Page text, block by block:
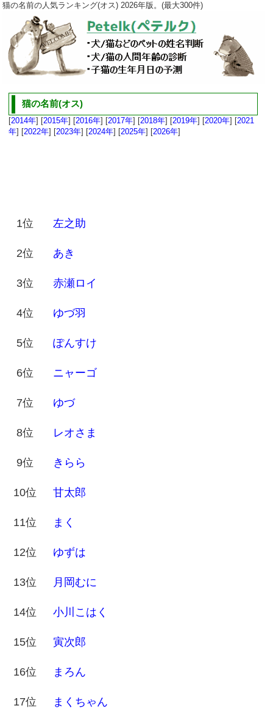
猫の名前の人気ランキング(オス) 2026年版。(最大300件)
猫の名前(オス)
[2014年] [2015年] [2016年] [2017年] [2018年] [2019年] [2020年] [2021
年] [2022年] [2023年] [2024年] [2025年] [2026年]
1位 左之助
2位 あき
3位 赤瀬ロイ
4位 ゆづ羽
5位 ぽんすけ
6位 ニャーゴ
7位 ゆづ
8位 レオさま
9位 きらら
10位 甘太郎
11位 まく
12位 ゆずは
13位 月岡むに
14位 小川こはく
15位 寅次郎
16位 まろん
17位 まくちゃん